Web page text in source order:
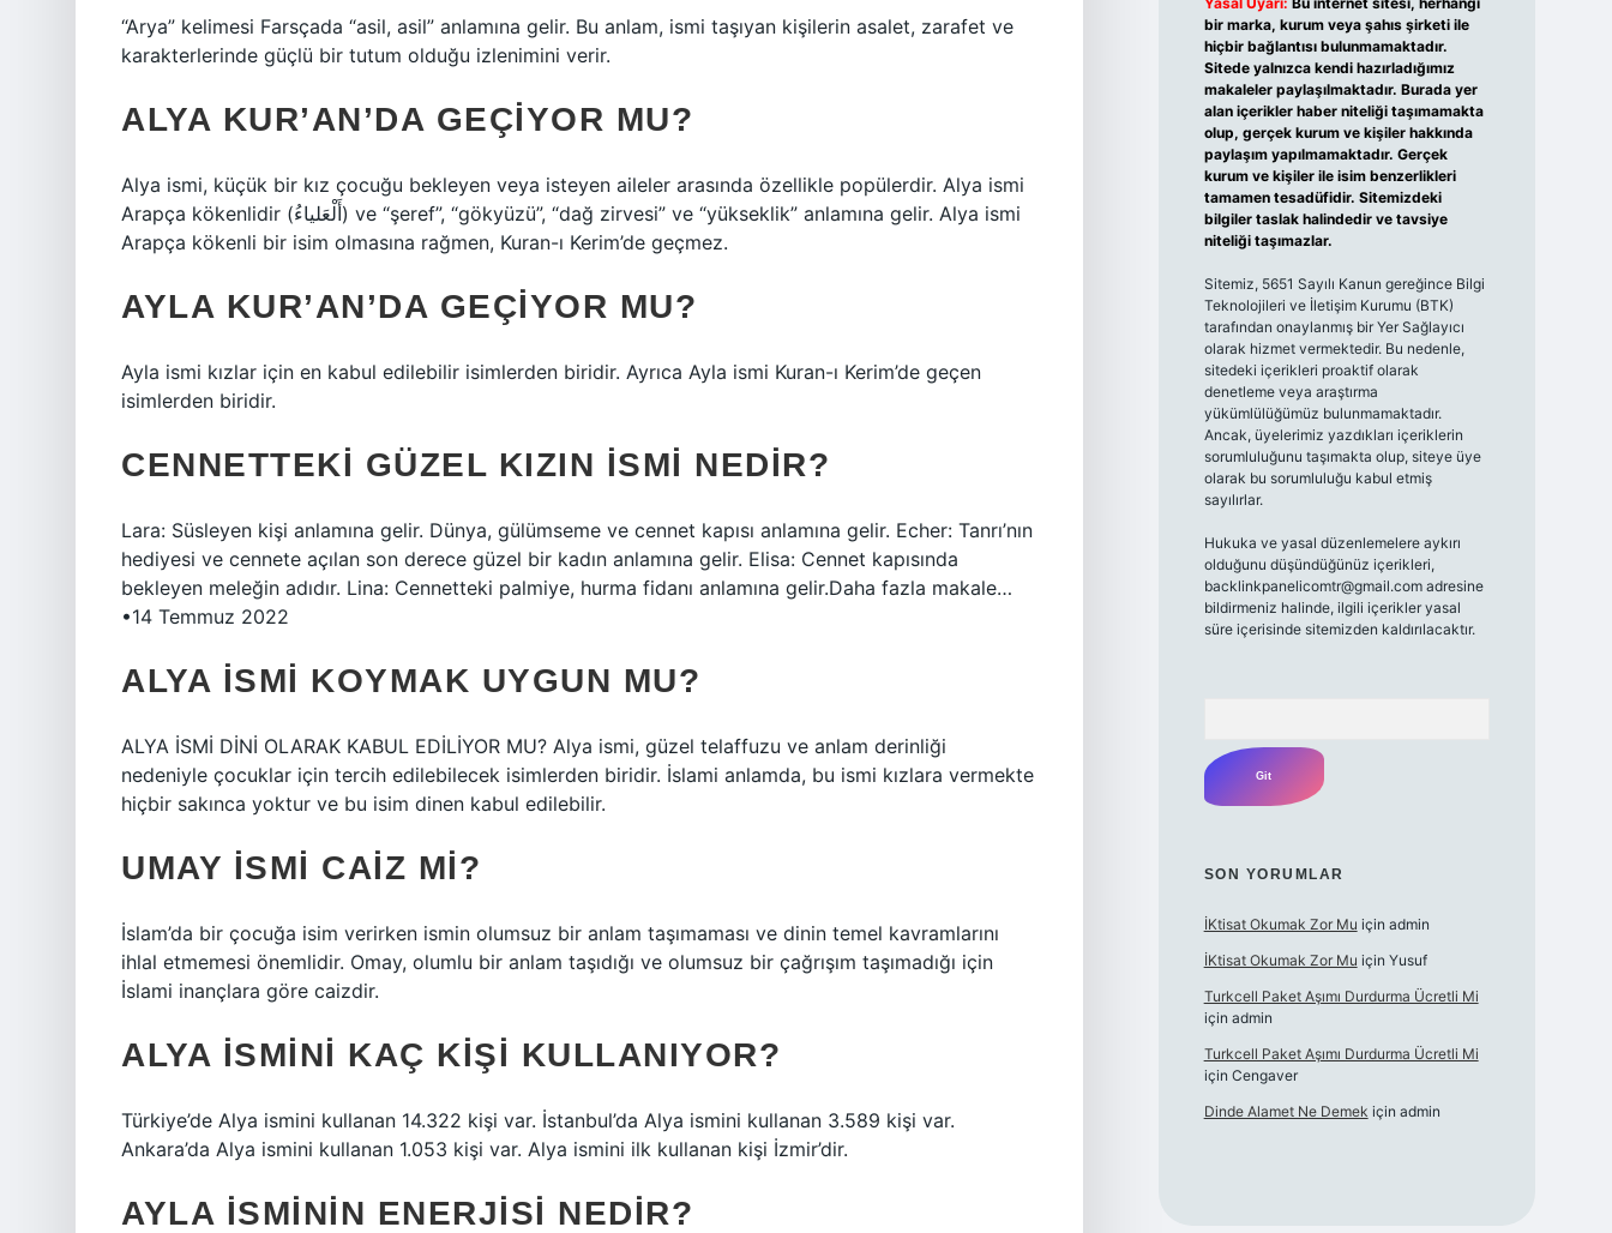
“Arya” kelimesi Farsçada “asil, asil” anlamına gelir. Bu anlam, ismi taşıyan kişilerin asalet, zarafet ve
karakterlerinde güçlü bir tutum olduğu izlenimini verir.
ALYA KUR’AN’DA GEÇIYOR MU?
Alya ismi, küçük bir kız çocuğu bekleyen veya isteyen aileler arasında özellikle popülerdir. Alya ismi
Arapça kökenlidir (أَلْعَلياءُ) ve “şeref”, “gökyüzü”, “dağ zirvesi” ve “yükseklik” anlamına gelir. Alya ismi
Arapça kökenli bir isim olmasına rağmen, Kuran-ı Kerim’de geçmez.
AYLA KUR’AN’DA GEÇIYOR MU?
Ayla ismi kızlar için en kabul edilebilir isimlerden biridir. Ayrıca Ayla ismi Kuran-ı Kerim’de geçen
isimlerden biridir.
CENNETTEKI GÜZEL KIZIN ISMI NEDIR?
Lara: Süsleyen kişi anlamına gelir. Dünya, gülümseme ve cennet kapısı anlamına gelir. Echer: Tanrı’nın
hediyesi ve cennete açılan son derece güzel bir kadın anlamına gelir. Elisa: Cennet kapısında
bekleyen meleğin adıdır. Lina: Cennetteki palmiye, hurma fidanı anlamına gelir.Daha fazla makale…
•14 Temmuz 2022
ALYA ISMI KOYMAK UYGUN MU?
ALYA İSMİ DİNİ OLARAK KABUL EDİLİYOR MU? Alya ismi, güzel telaffuzu ve anlam derinliği
nedeniyle çocuklar için tercih edilebilecek isimlerden biridir. İslami anlamda, bu ismi kızlara vermekte
hiçbir sakınca yoktur ve bu isim dinen kabul edilebilir.
UMAY ISMI CAIZ MI?
İslam’da bir çocuğa isim verirken ismin olumsuz bir anlam taşımaması ve dinin temel kavramlarını
ihlal etmemesi önemlidir. Omay, olumlu bir anlam taşıdığı ve olumsuz bir çağrışım taşımadığı için
İslami inançlara göre caizdir.
ALYA ISMINI KAÇ KIŞI KULLANIYOR?
Türkiye’de Alya ismini kullanan 14.322 kişi var. İstanbul’da Alya ismini kullanan 3.589 kişi var.
Ankara’da Alya ismini kullanan 1.053 kişi var. Alya ismini ilk kullanan kişi İzmir’dir.
AYLA ISMININ ENERJISI NEDIR?
bir marka, kurum veya şahıs şirketi ile
hiçbir bağlantısı bulunmamaktadır.
Sitede yalnızca kendi hazırladığımız
makaleler paylaşılmaktadır. Burada yer
alan içerikler haber niteliği taşımamakta
olup, gerçek kurum ve kişiler hakkında
paylaşım yapılmamaktadır. Gerçek
kurum ve kişiler ile isim benzerlikleri
tamamen tesadüfidir. Sitemizdeki
bilgiler taslak halindedir ve tavsiye
niteliği taşımazlar.
Sitemiz, 5651 Sayılı Kanun gereğince Bilgi
Teknolojileri ve İletişim Kurumu (BTK)
tarafından onaylanmış bir Yer Sağlayıcı
olarak hizmet vermektedir. Bu nedenle,
sitedeki içerikleri proaktif olarak
denetleme veya araştırma
yükümlülüğümüz bulunmamaktadır.
Ancak, üyelerimiz yazdıkları içeriklerin
sorumluluğunu taşımakta olup, siteye üye
olarak bu sorumluluğu kabul etmiş
sayılırlar.
Hukuka ve yasal düzenlemelere aykırı
olduğunu düşündüğünüz içerikleri,
backlinkpanelicomtr@gmail.comadresine
bildirmeniz halinde, ilgili içerikler yasal
süre içerisinde sitemizden kaldırılacaktır.
SON YORUMLAR
İKtisat Okumak Zor Mu için admin
İKtisat Okumak Zor Mu için Yusuf
Turkcell Paket Aşımı Durdurma Ücretli Mi
için admin
Turkcell Paket Aşımı Durdurma Ücretli Mi
için Cengaver
Dinde Alamet Ne Demek için admin